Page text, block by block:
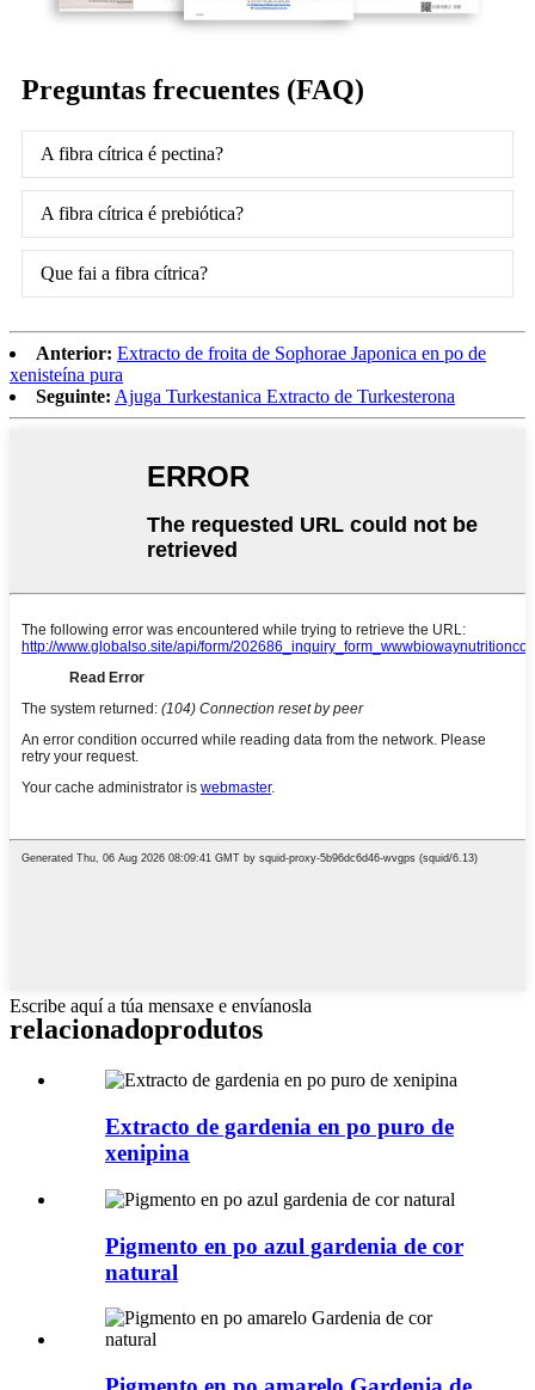
Preguntas frecuentes (FAQ)
A fibra cítrica é pectina?
A fibra cítrica é prebiótica?
Que fai a fibra cítrica?
Anterior: Extracto de froita de Sophorae Japonica en po de
xenisteína pura
Seguinte: Ajuga Turkestanica Extracto de Turkesterona
Escribe aquí a túa mensaxe e envíanosla
relacionadoprodutos
Extracto de gardenia en po puro de
xenipina
Pigmento en po azul gardenia de cor
natural